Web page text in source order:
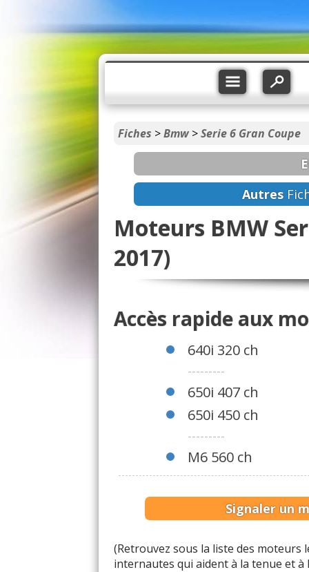
Fiches >Bmw>Serie 6 Gran Coupe
Autres
Moteurs BMW
2017)
Accès rapide aux
640i 320 ch
---------
650i 407 ch
650i 450 ch
---------
M6 560 ch
Signaler un
(Retrouvez sous la liste des moteurs
internautes qui aident à la tenue et à